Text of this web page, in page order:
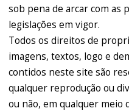
sob pena de arcar com as
legislações em vigor.
Todos os direitos de
imagens, textos, logo e
contidos neste site são
qualquer reprodução ou
ou não, em qualquer meio